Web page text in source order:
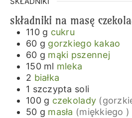
składniki na masę
110 g cukru
60 g gorzkiego kakao
60 g mąki pszennej
150 ml mleka
2 białka
1 szczypta soli
100 g czekolady
50 g masła (miękkiego )